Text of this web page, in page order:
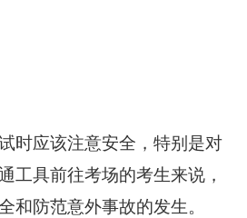
应该注意安全，特别是对
工具前往考场的考生来说，
和防范意外事故的发生。